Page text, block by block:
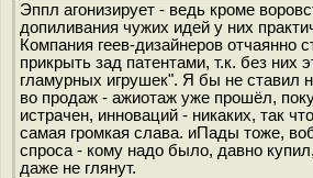
Эппл агонизирует - ведь кроме
допиливания чужих идей у них
Компания геев-дизайнеров отчаянно
прикрыть зад патентами, т.к. без них
гламурных игрушек". Я бы не ставил
во продаж - ажиотаж уже прошёл,
истрачен, инноваций - никаких, так
самая громкая слава. иПады тоже,
спроса - кому надо было, давно
даже не глянут.